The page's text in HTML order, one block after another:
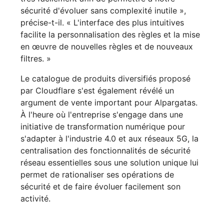
sécurité d'évoluer sans complexité inutile »,
précise-t-il. « L'interface des plus intuitives
facilite la personnalisation des règles et la mise
en œuvre de nouvelles règles et de nouveaux
filtres. »
Le catalogue de produits diversifiés proposé
par Cloudflare s'est également révélé un
argument de vente important pour Alpargatas.
À l'heure où l'entreprise s'engage dans une
initiative de transformation numérique pour
s'adapter à l'industrie 4.0 et aux réseaux 5G, la
centralisation des fonctionnalités de sécurité
réseau essentielles sous une solution unique lui
permet de rationaliser ses opérations de
sécurité et de faire évoluer facilement son
activité.